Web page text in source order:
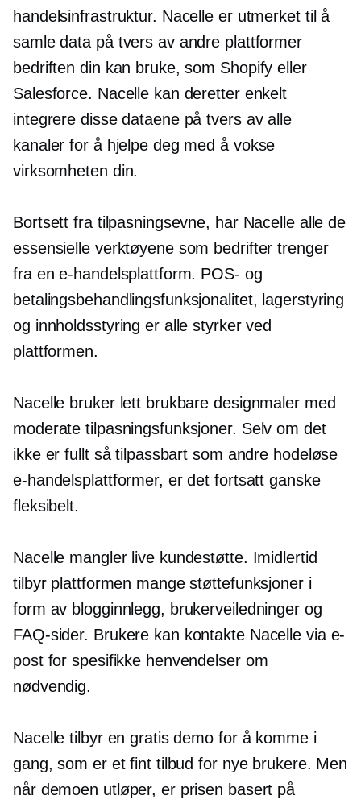
handelsinfrastruktur. Nacelle er utmerket til å
samle data på tvers av andre plattformer
bedriften din kan bruke, som Shopify eller
Salesforce. Nacelle kan deretter enkelt
integrere disse dataene på tvers av alle
kanaler for å hjelpe deg med å vokse
virksomheten din.
Bortsett fra tilpasningsevne, har Nacelle alle de
essensielle verktøyene som bedrifter trenger
fra en e-handelsplattform. POS- og
betalingsbehandlingsfunksjonalitet, lagerstyring
og innholdsstyring er alle styrker ved
plattformen.
Nacelle bruker lett brukbare designmaler med
moderate tilpasningsfunksjoner. Selv om det
ikke er fullt så tilpassbart som andre hodeløse
e-handelsplattformer, er det fortsatt ganske
fleksibelt.
Nacelle mangler live kundestøtte. Imidlertid
tilbyr plattformen mange støttefunksjoner i
form av blogginnlegg, brukerveiledninger og
FAQ-sider. Brukere kan kontakte Nacelle via e-
post for spesifikke henvendelser om
nødvendig.
Nacelle tilbyr en gratis demo for å komme i
gang, som er et fint tilbud for nye brukere. Men
når demoen utløper, er prisen basert på